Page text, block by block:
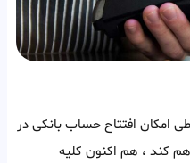
امکان افتتاح حساب بانکی در
کند ، هم اکنون کلیه